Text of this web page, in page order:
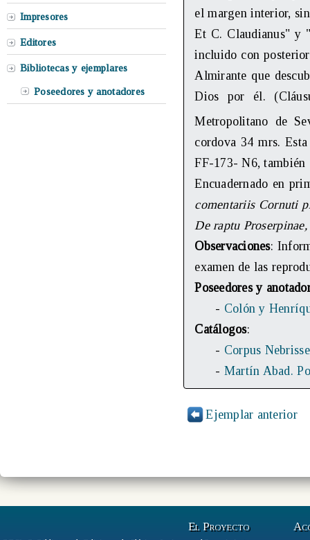
Impresores
Editores
Bibliotecas y ejemplares
Poseedores y anotadores
el margen interior,
Et C. Claudianus"
incluido con
Almirante que
Dios por él.
Metropolitano de
cordova 34 mrs.
FF-173- N6,
Encuadernado en
comentariis Cornuti
De raptu
Observaciones:
examen de las
Poseedores y
- Colón y
Catálogos:
- Corpus
- Martín Abad.
Ejemplar anterior
El Proyecto